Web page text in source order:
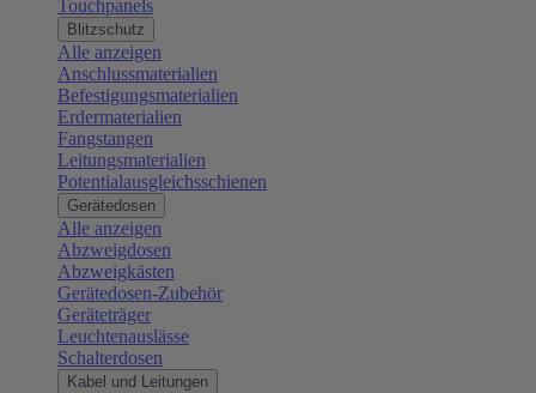
Touchpanels
Blitzschutz
Alle anzeigen
Anschlussmaterialien
Befestigungsmaterialien
Erdermaterialien
Fangstangen
Leitungsmaterialien
Potentialausgleichsschienen
Gerätedosen
Alle anzeigen
Abzweigdosen
Abzweigkästen
Gerätedosen-Zubehör
Geräteträger
Leuchtenauslässe
Schalterdosen
Kabel und Leitungen